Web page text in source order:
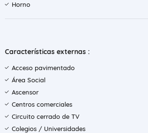
Horno
Características externas :
Acceso pavimentado
Área Social
Ascensor
Centros comerciales
Circuito cerrado de TV
Colegios / Universidades